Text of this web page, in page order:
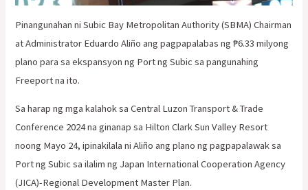
Pinangunahan ni Subic Bay Metropolitan Authority (SBMA) Chairman
at Administrator Eduardo Aliño ang pagpapalabas ng ₱6.33 milyong
plano para sa ekspansyon ng Port ng Subic sa pangunahing
Freeport na ito.
Sa harap ng mga kalahok sa Central Luzon Transport & Trade
Conference 2024 na ginanap sa Hilton Clark Sun Valley Resort
noong Mayo 24, ipinakilala ni Aliño ang plano ng pagpapalawak sa
Port ng Subic sa ilalim ng Japan International Cooperation Agency
(JICA)-Regional Development Master Plan.